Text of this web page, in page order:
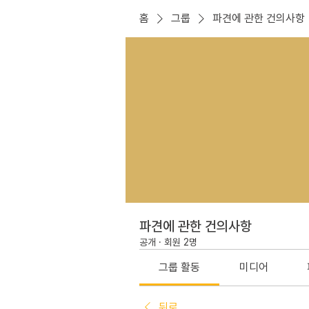
홈 그룹 파견에 관한 건의사항
파견에 관한 건의사항
공개 · 회원 2명
그룹 활동 미디어